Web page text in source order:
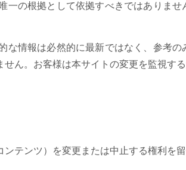
の根拠として依拠すべきではありま
情報は必然的に最新ではなく、参考
ん。お客様は本サイトの変更を監視す
テンツ）を変更または中止する権利を留